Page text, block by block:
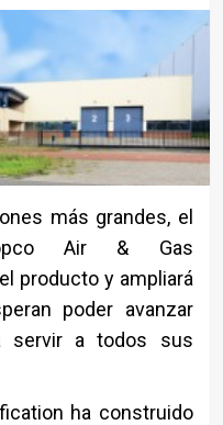
más grandes, el
Air & Gas
producto y ampliará
poder avanzar
servir a todos sus
ha construido